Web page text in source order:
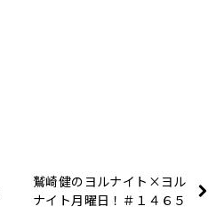
鷲崎健のヨルナイト×ヨル
ナイト月曜日！＃１４６５